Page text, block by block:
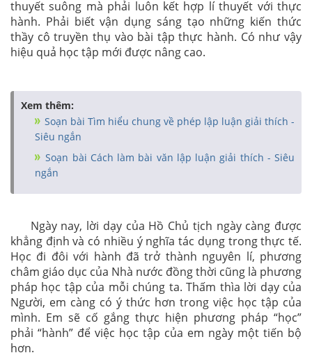
thuyết suông mà phải luôn kết hợp lí thuyết với thực
hành. Phải biết vận dụng sáng tạo những kiến thức
thầy cô truyền thụ vào bài tập thực hành. Có như vậy
hiệu quả học tập mới được nâng cao.
Xem thêm:
Soạn bài Tìm hiểu chung về phép lập luận giải thích -
Siêu ngắn
Soạn bài Cách làm bài văn lập luận giải thích - Siêu
ngắn
Ngày nay, lời dạy của Hồ Chủ tịch ngày càng được
khẳng định và có nhiều ý nghĩa tác dụng trong thực tế.
Học đi đôi với hành đã trở thành nguyên lí, phương
châm giáo dục của Nhà nước đồng thời cũng là phương
pháp học tập của mỗi chúng ta. Thấm thìa lời dạy của
Người, em càng có ý thức hơn trong việc học tập của
mình. Em sẽ cố gắng thực hiện phương pháp “học”
phải “hành” để việc học tập của em ngày một tiến bộ
hơn.